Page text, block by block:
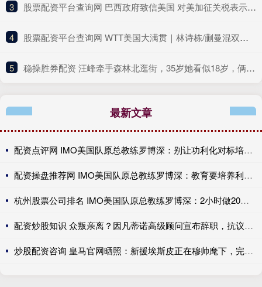
3 ​股票配资平台查询网 巴西政府致信美国 对美加征关税表示愤慨
4 ​股票配资平台查询网 WTT美国大满贯｜林诗栋/蒯曼混双问鼎 国乒女双提前夺冠
5 ​稳操胜券配资 汪峰牵手森林北逛街，35岁她看似18岁，俩人真是般配_章子怡_那顶_小店
最新文章
配资点评网 IMO美国队原总教练罗博深：别让功利化对标培养出“弗兰肯斯坦”
配资操盘推荐网 IMO美国队原总教练罗博深：教育要培养利他、持续思考的人
杭州股票公司排名 IMO美国队原总教练罗博深：2小时做20道题，是奥数吗？
配资炒股知识 众叛亲离？因凡蒂诺高级顾问宣布辞职，抗议FIFA出售世界杯股份
炒股配资咨询 皇马官网晒照：新援埃斯皮正在穆帅麾下，完成加盟后的首堂训练课